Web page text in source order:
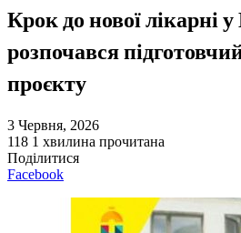
Крок до нової лікарні
розпочався
проєкту
3 Червня, 2026
118 1 хвилина прочитана
Поділитися
Facebook